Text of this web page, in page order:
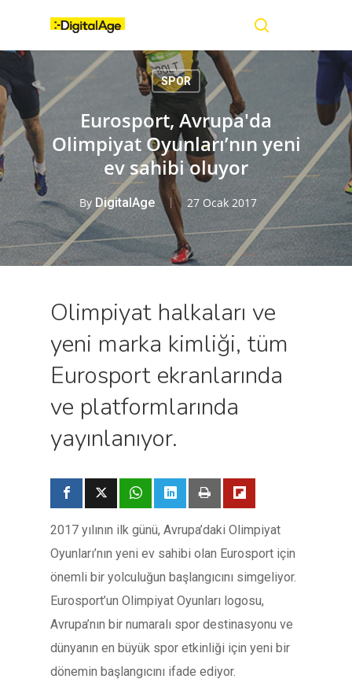
content
SPOR
Eurosport, Avrupa'da
Olimpiyat Oyunları’nın yeni
ev sahibi oluyor
By DigitalAge 27 Ocak 2017
Olimpiyat halkaları ve
yeni marka kimliği, tüm
Eurosport ekranlarında
ve platformlarında
yayınlanıyor.
2017 yılının ilk günü, Avrupa’daki Olimpiyat
Oyunları’nın yeni ev sahibi olan Eurosport için
önemli bir yolculuğun başlangıcını simgeliyor.
Eurosport’un Olimpiyat Oyunları logosu,
Avrupa’nın bir numaralı spor destinasyonu ve
dünyanın en büyük spor etkinliği için yeni bir
dönemin başlangıcını ifade ediyor.